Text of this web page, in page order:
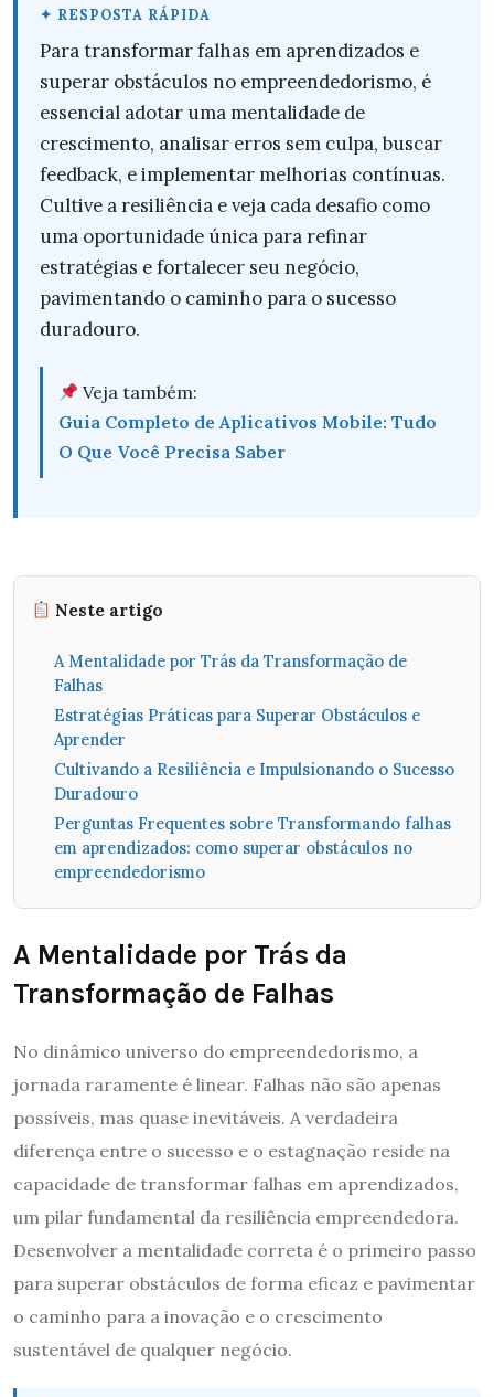
Para transformar falhas em aprendizados e
superar obstáculos no empreendedorismo, é
essencial adotar uma mentalidade de
crescimento, analisar erros sem culpa, buscar
feedback, e implementar melhorias contínuas.
Cultive a resiliência e veja cada desafio como
uma oportunidade única para refinar
estratégias e fortalecer seu negócio,
pavimentando o caminho para o sucesso
duradouro.
Veja também:
Guia Completo de Aplicativos Mobile: Tudo
O Que Você Precisa Saber
Neste artigo
A Mentalidade por Trás da Transformação de
Falhas
Estratégias Práticas para Superar Obstáculos e
Aprender
Cultivando a Resiliência e Impulsionando o Sucesso
Duradouro
Perguntas Frequentes sobre Transformando falhas
em aprendizados: como superar obstáculos no
empreendedorismo
A Mentalidade por Trás da
Transformação de Falhas
No dinâmico universo do empreendedorismo, a
jornada raramente é linear. Falhas não são apenas
possíveis, mas quase inevitáveis. A verdadeira
diferença entre o sucesso e o estagnação reside na
capacidade de transformar falhas em aprendizados,
um pilar fundamental da resiliência empreendedora.
Desenvolver a mentalidade correta é o primeiro passo
para superar obstáculos de forma eficaz e pavimentar
o caminho para a inovação e o crescimento
sustentável de qualquer negócio.